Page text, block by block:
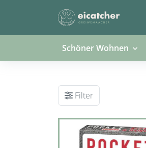
Schöner Wohnen
Filter